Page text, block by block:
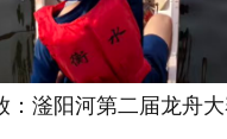
滏阳河第二届龙舟